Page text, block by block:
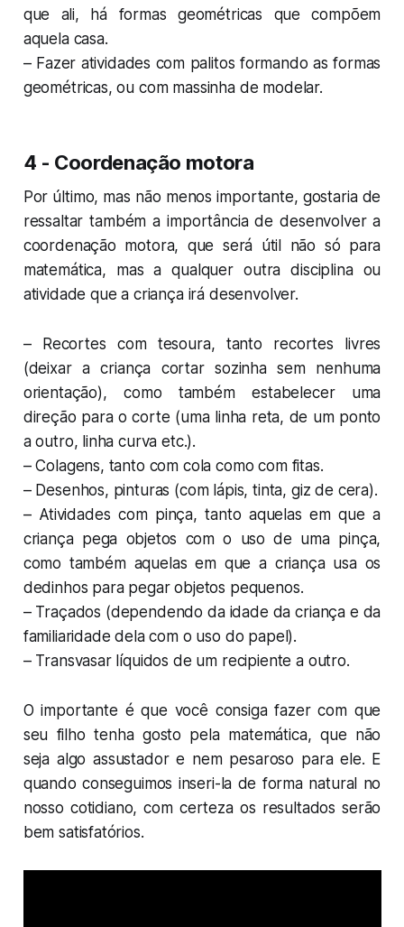
que ali, há formas geométricas que compõem
aquela casa.
– Fazer atividades com palitos formando as formas
geométricas, ou com massinha de modelar.
4 - Coordenação motora
Por último, mas não menos importante, gostaria de
ressaltar também a importância de desenvolver a
coordenação motora, que será útil não só para
matemática, mas a qualquer outra disciplina ou
atividade que a criança irá desenvolver.
– Recortes com tesoura, tanto recortes livres
(deixar a criança cortar sozinha sem nenhuma
orientação), como também estabelecer uma
direção para o corte (uma linha reta, de um ponto
a outro, linha curvaetc.).
– Colagens, tanto com cola como com fitas.
– Desenhos, pinturas (com lápis, tinta, giz de cera).
– Atividades com pinça, tanto aquelas em que a
criança pega objetos com o uso de uma pinça,
como também aquelas em que a criança usa os
dedinhos para pegar objetos pequenos.
– Traçados (dependendo da idade da criança e da
familiaridade dela com o uso do papel).
– Transvasar líquidos de um recipiente a outro.
O importante é que você consiga fazer com que
seu filho tenha gosto pela matemática, que não
seja algo assustador e nem pesaroso para ele. E
quando conseguimos inseri-la de forma natural no
nosso cotidiano, com certeza os resultados serão
bem satisfatórios.